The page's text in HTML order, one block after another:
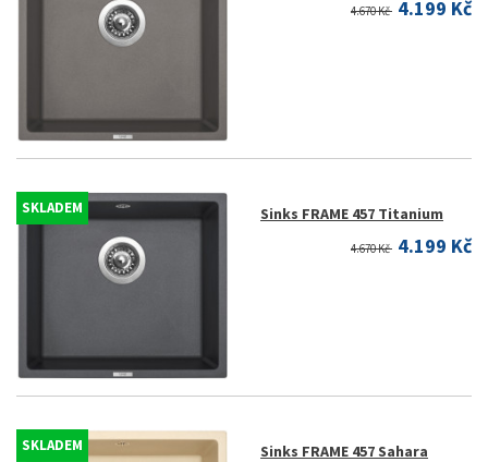
4.670 Kč 4.199 Kč
SKLADEM Sinks FRAME 457 Titanium
4.670 Kč 4.199 Kč
SKLADEM Sinks FRAME 457 Sahara